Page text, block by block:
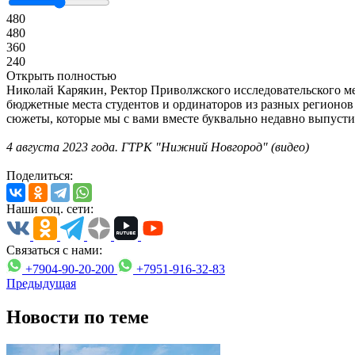
480
480
360
240
Открыть полностью
Николай Карякин, Ректор Приволжского исследовательского
бюджетные места студентов и ординаторов из разных
сюжеты, которые мы с вами вместе буквально недавно
4 августа 2023 года. ГТРК "Нижний Новгород" (видео)
Поделиться:
Наши соц. сети:
Связаться с нами:
+7904-90-20-200
+7951-916-32-83
Предыдущая
Новости по теме